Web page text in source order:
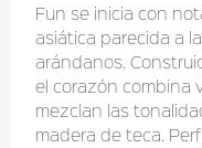
Fun se inicia con
asiática parecida a
arándanos.
el corazón combina
mezclan las
madera de teca.